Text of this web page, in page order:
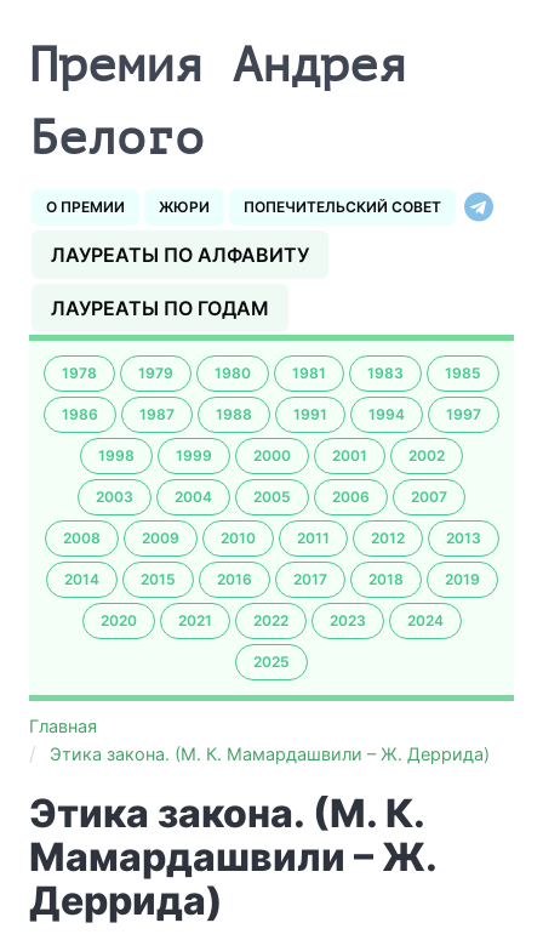
Премия Андрея
Белого
О ПРЕМИИ ЖЮРИ ПОПЕЧИТЕЛЬСКИЙ СОВЕТ
ЛАУРЕАТЫ ПО АЛФАВИТУ
ЛАУРЕАТЫ ПО ГОДАМ
1978 1979 1980 1981 1983 1985
1986 1987 1988 1991 1994 1997
1998 1999 2000 2001 2002
2003 2004 2005 2006 2007
2008 2009 2010 2011 2012 2013
2014 2015 2016 2017 2018 2019
2020 2021 2022 2023 2024
2025
Главная
Этика закона. (М. К. Мамардашвили – Ж. Деррида)
Этика закона. (М. К.
Мамардашвили – Ж.
Деррида)